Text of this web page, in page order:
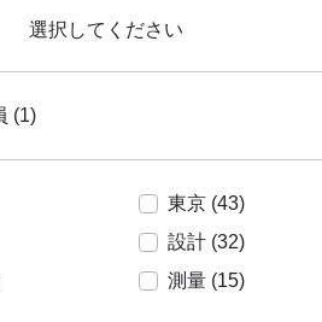
選択してください
(1)
東京 (43)
設計 (32)
測量 (15)